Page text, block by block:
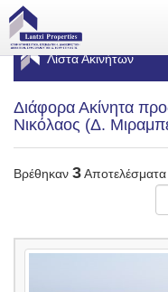
Λίστα Ακινήτων
Διάφορα Ακίνητα
Νικόλαος (Δ.
Βρέθηκαν 3Αποτελέσματα